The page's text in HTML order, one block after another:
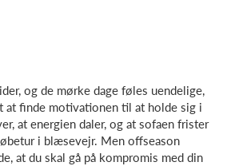
det?
og de mørke dage føles uendelige,
finde motivationen til at holde sig i
at energien daler, og at sofaen frister
i blæsevejr. Men offseason
at du skal gå på kompromis med din